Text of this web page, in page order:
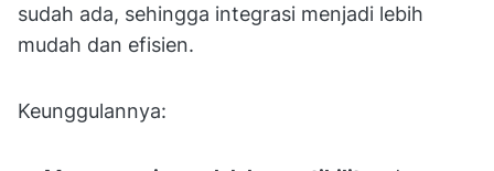
sudah ada, sehingga integrasi menjadi lebih
mudah dan efisien.
Keunggulannya: